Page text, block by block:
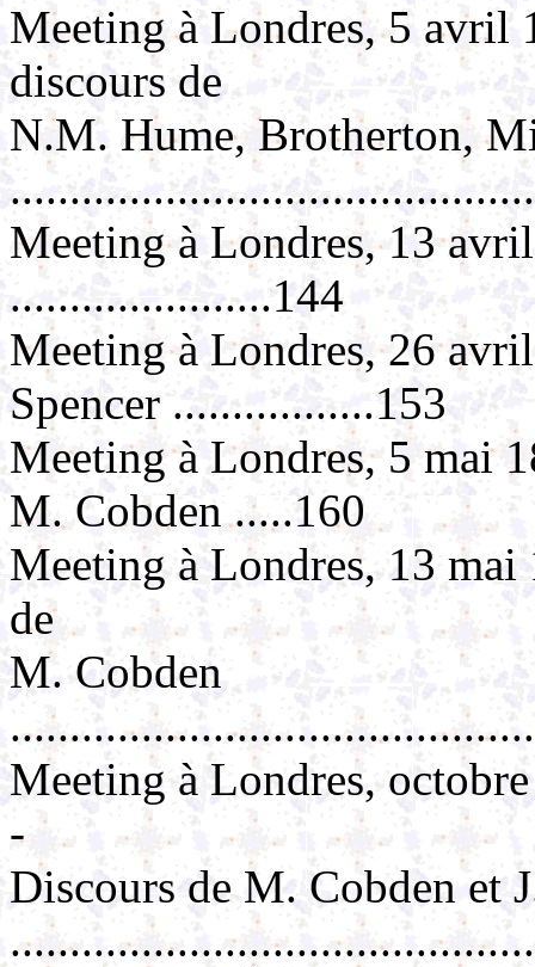
Meeting à Londres, 5 avril
discours de
N.M. Hume, Brotherton,
Meeting à Londres, 13
......................144
Meeting à Londres, 26
Spencer .................153
Meeting à Londres, 5 mai
M. Cobden .....160
Meeting à Londres, 13
de
M. Cobden
Meeting à Londres,
-
Discours de M. Cobden et